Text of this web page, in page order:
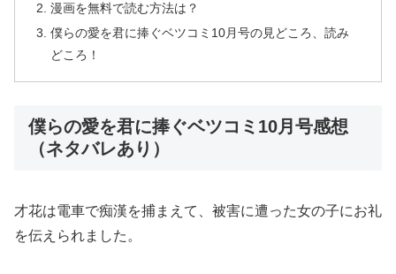
漫画を無料で読む方法は？
僕らの愛を君に捧ぐベツコミ10月号の見どころ、読み
どころ！
僕らの愛を君に捧ぐベツコミ10月号感想
（ネタバレあり）
才花は電車で痴漢を捕まえて、被害に遭った女の子にお礼
を伝えられました。